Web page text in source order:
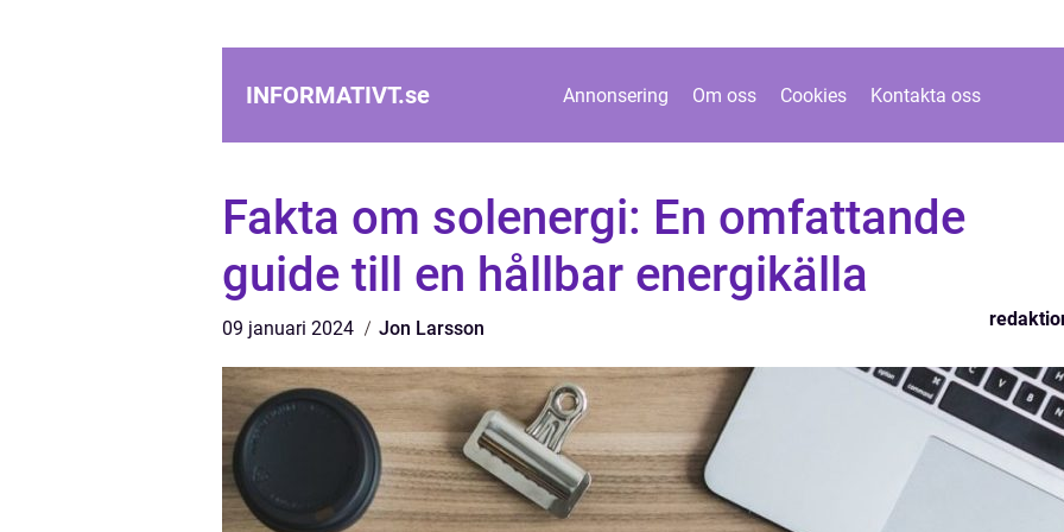
INFORMATIVT.se Annonsering Om oss Cookies Kontakta oss
Fakta om solenergi: En omfattande
guide till en hållbar energikälla
09 januari 2024 Jon Larsson